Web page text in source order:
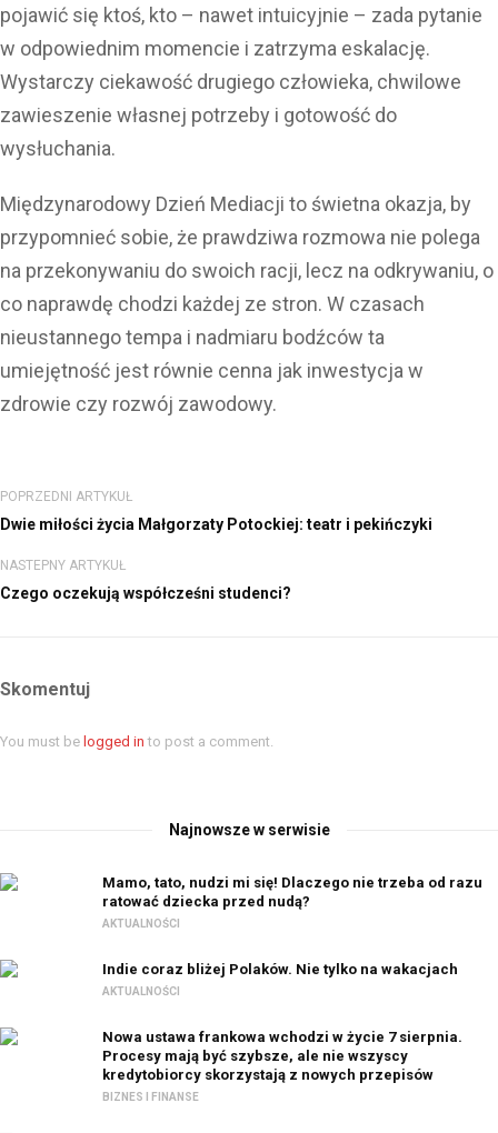
pojawić się ktoś, kto – nawet intuicyjnie – zada pytanie
w odpowiednim momencie i zatrzyma eskalację.
Wystarczy ciekawość drugiego człowieka, chwilowe
zawieszenie własnej potrzeby i gotowość do
wysłuchania.
Międzynarodowy Dzień Mediacji to świetna okazja, by
przypomnieć sobie, że prawdziwa rozmowa nie polega
na przekonywaniu do swoich racji, lecz na odkrywaniu, o
co naprawdę chodzi każdej ze stron. W czasach
nieustannego tempa i nadmiaru bodźców ta
umiejętność jest równie cenna jak inwestycja w
zdrowie czy rozwój zawodowy.
POPRZEDNI ARTYKUŁ
Dwie miłości życia Małgorzaty Potockiej: teatr i pekińczyki
NASTEPNY ARTYKUŁ
Czego oczekują współcześni studenci?
Skomentuj
You must be logged in to post a comment.
Najnowsze w serwisie
Mamo, tato, nudzi mi się! Dlaczego nie trzeba od razu
ratować dziecka przed nudą?
AKTUALNOŚCI
Indie coraz bliżej Polaków. Nie tylko na wakacjach
AKTUALNOŚCI
Nowa ustawa frankowa wchodzi w życie 7 sierpnia.
Procesy mają być szybsze, ale nie wszyscy
kredytobiorcy skorzystają z nowych przepisów
BIZNES I FINANSE